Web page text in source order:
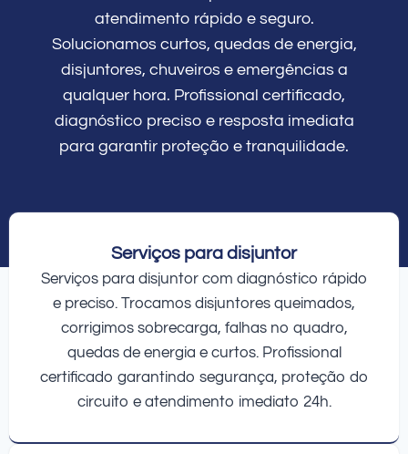
atendimento rápido e seguro.
Solucionamos curtos, quedas de energia,
disjuntores, chuveiros e emergências a
qualquer hora. Profissional certificado,
diagnóstico preciso e resposta imediata
para garantir proteção e tranquilidade.
Serviços para disjuntor
Serviços para disjuntor com diagnóstico rápido
e preciso. Trocamos disjuntores queimados,
corrigimos sobrecarga, falhas no quadro,
quedas de energia e curtos. Profissional
certificado garantindo segurança, proteção do
circuito e atendimento imediato 24h.